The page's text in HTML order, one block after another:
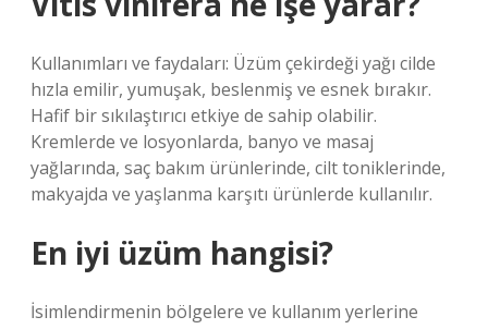
Kullanımları ve faydaları: Üzüm çekirdeği yağı cilde
hızla emilir, yumuşak, beslenmiş ve esnek bırakır.
Hafif bir sıkılaştırıcı etkiye de sahip olabilir.
Kremlerde ve losyonlarda, banyo ve masaj
yağlarında, saç bakım ürünlerinde, cilt toniklerinde,
makyajda ve yaşlanma karşıtı ürünlerde kullanılır.
En iyi üzüm hangisi?
İsimlendirmenin bölgelere ve kullanım yerlerine